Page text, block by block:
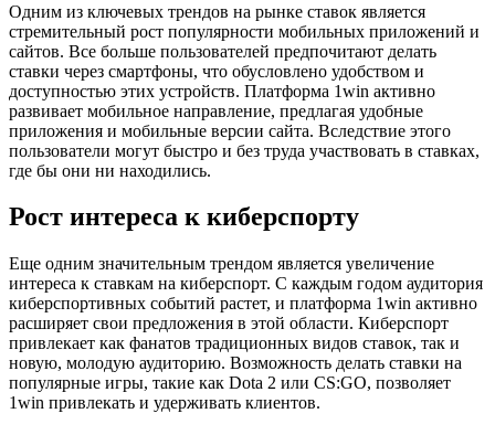
Одним из ключевых трендов на рынке ставок является
стремительный рост популярности мобильных приложений и
сайтов. Все больше пользователей предпочитают делать
ставки через смартфоны, что обусловлено удобством и
доступностью этих устройств. Платформа 1win активно
развивает мобильное направление, предлагая удобные
приложения и мобильные версии сайта. Вследствие этого
пользователи могут быстро и без труда участвовать в ставках,
где бы они ни находились.
Рост интереса к киберспорту
Еще одним значительным трендом является увеличение
интереса к ставкам на киберспорт. С каждым годом аудитория
киберспортивных событий растет, и платформа 1win активно
расширяет свои предложения в этой области. Киберспорт
привлекает как фанатов традиционных видов ставок, так и
новую, молодую аудиторию. Возможность делать ставки на
популярные игры, такие как Dota 2 или CS:GO, позволяет
1win привлекать и удерживать клиентов.